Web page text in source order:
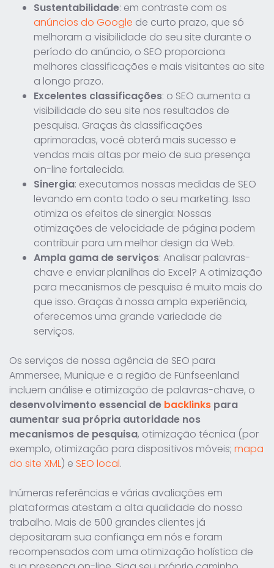
Sustentabilidade: em contraste com os
anúncios do Google de curto prazo, que só
melhoram a visibilidade do seu site durante o
período do anúncio, o SEO proporciona
melhores classificações e mais visitantes ao site
a longo prazo.
Excelentes classificações: o SEO aumenta a
visibilidade do seu site nos resultados de
pesquisa. Graças às classificações
aprimoradas, você obterá mais sucesso e
vendas mais altas por meio de sua presença
on-line fortalecida.
Sinergia: executamos nossas medidas de SEO
levando em conta todo o seu marketing. Isso
otimiza os efeitos de sinergia: Nossas
otimizações de velocidade de página podem
contribuir para um melhor design da Web.
Ampla gama de serviços: Analisar palavras-
chave e enviar planilhas do Excel? A otimização
para mecanismos de pesquisa é muito mais do
que isso. Graças à nossa ampla experiência,
oferecemos uma grande variedade de
serviços.
Os serviços de nossa agência de SEO para
Ammersee, Munique e a região de Fünfseenland
incluem análise e otimização de palavras-chave, o
desenvolvimento essencial de backlinks para
aumentar sua própria autoridade nos
mecanismos de pesquisa, otimização técnica (por
exemplo, otimização para dispositivos móveis; mapa
do site XML) e SEO local.
Inúmeras referências e várias avaliações em
plataformas atestam a alta qualidade do nosso
trabalho. Mais de 500 grandes clientes já
depositaram sua confiança em nós e foram
recompensados com uma otimização holística de